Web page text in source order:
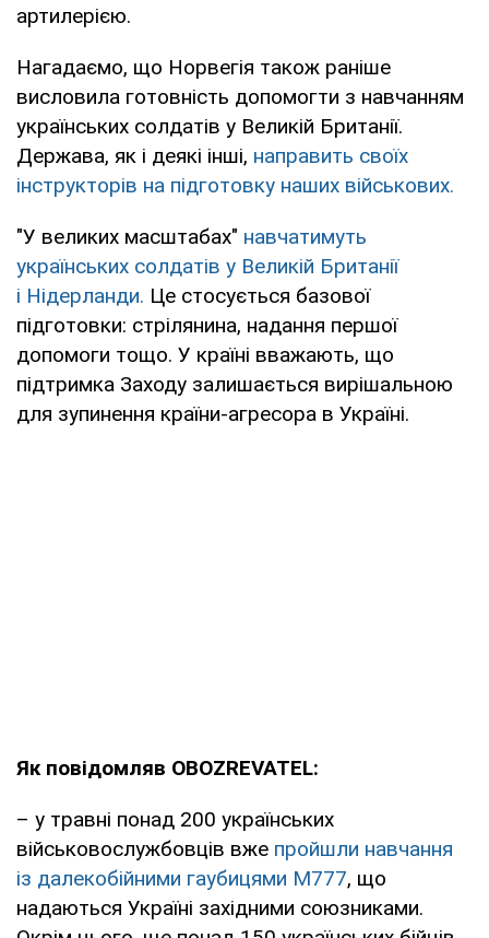
артилерією.
Нагадаємо, що Норвегія також раніше
висловила готовність допомогти з навчанням
українських солдатів у Великій Британії.
Держава, як і деякі інші, направить своїх
інструкторів на підготовку наших військових.
"У великих масштабах" навчатимуть
українських солдатів у Великій Британії
і Нідерланди. Це стосується базової
підготовки: стрілянина, надання першої
допомоги тощо. У країні вважають, що
підтримка Заходу залишається вирішальною
для зупинення країни-агресора в Україні.
Як повідомляв OBOZREVATEL:
– у травні понад 200 українських
військовослужбовців вже пройшли навчання
із далекобійними гаубицями M777, що
надаються Україні західними союзниками.